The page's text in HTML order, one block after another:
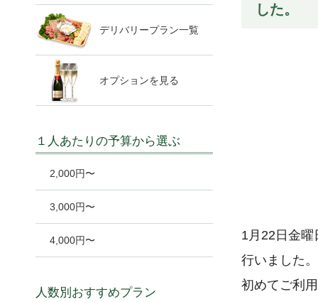
した。
1月22日金
行いました。
初めてご利
デリバリープラン一覧
オプションを見る
１人あたりの予算から選ぶ
2,000円〜
3,000円〜
4,000円〜
人数別おすすめプラン